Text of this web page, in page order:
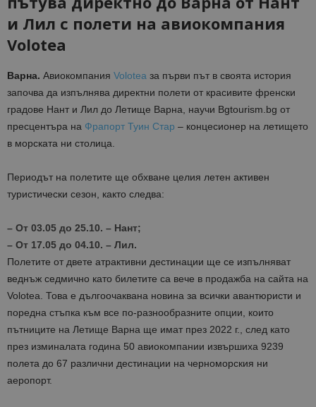
и Лил с полети на авиокомпания
Volotea
Варна. Авиокомпания Volotea за първи път в своята история
започва да изпълнява директни полети от красивите френски
градове Нант и Лил до Летище Варна, научи Bgtourism.bg от
пресцентъра на Фрапорт Туин Стар – концесионер на летището
в морската ни столица.
Периодът на полетите ще обхване целия летен активен
туристически сезон, както следва:
– От 03.05 до 25.10. – Нант;
– От 17.05 до 04.10. – Лил.
Полетите от двете атрактивни дестинации ще се изпълняват
веднъж седмично като билетите са вече в продажба на сайта на
Volotea. Това е дългоочаквана новина за всички авантюристи и
поредна стъпка към все по-разнообразните опции, които
пътниците на Летище Варна ще имат през 2022 г., след като
през изминалата година 50 авиокомпании извършиха 9239
полета до 67 различни дестинации на черноморския ни
аеропорт.